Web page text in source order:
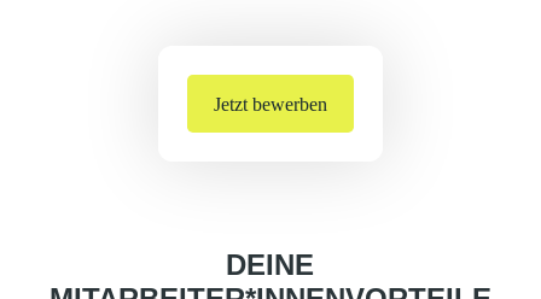
Jetzt bewerben
DEINE